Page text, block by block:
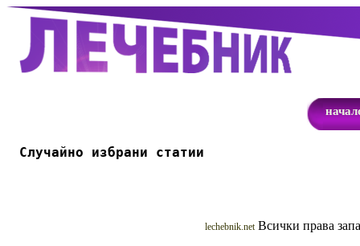
Случайно избрани статии
lechebnik.net Всички права